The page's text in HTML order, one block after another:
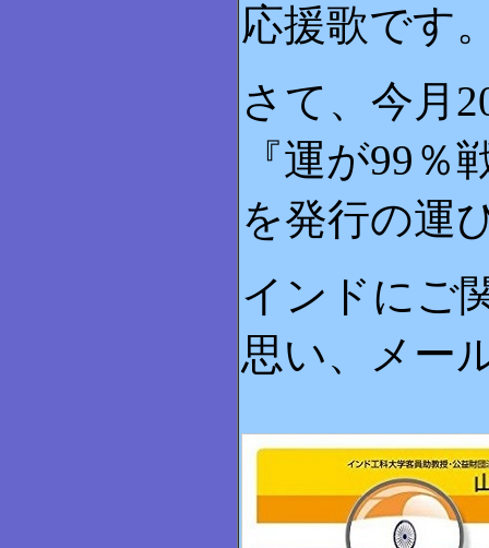
応援歌です
さて、今月
『運が99
を発行の運
インドにご
思い、メー